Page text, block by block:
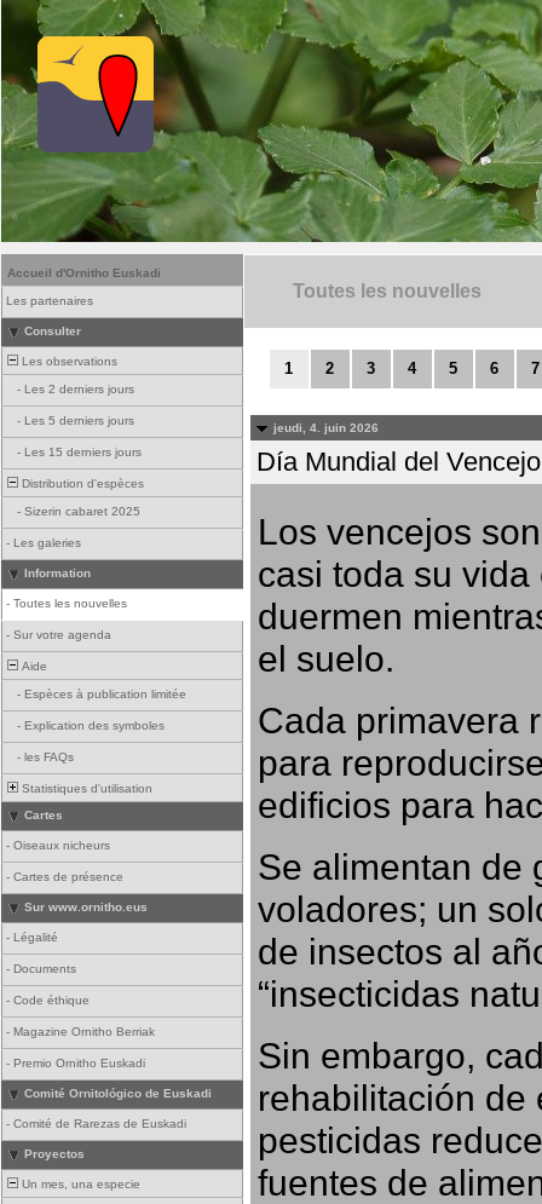
Accueil d'Ornitho Euskadi
Les partenaires
Consulter
Les observations
- Les 2 derniers jours
- Les 5 derniers jours
- Les 15 derniers jours
Distribution d'espèces
- Sizerin cabaret 2025
- Les galeries
Information
- Toutes les nouvelles
- Sur votre agenda
Aide
- Espèces à publication limitée
- Explication des symboles
- les FAQs
Statistiques d'utilisation
Cartes
- Oiseaux nicheurs
- Cartes de présence
Sur www.ornitho.eus
- Légalité
- Documents
- Code éthique
- Magazine Ornitho Berriak
- Premio Ornitho Euskadi
Comité Ornitológico de Euskadi
- Comité de Rarezas de Euskadi
Proyectos
Un mes, una especie
Toutes les nouvelles
1 2 3 4 5 6 7
jeudi, 4. juin 2026
Día Mundial del
Los vencejos
casi toda su
duermen
el suelo.
Cada primavera
para
edificios para
Se alimentan de
voladores; un
de insectos al
“insecticidas
Sin embargo,
rehabilitación de
pesticidas
fuentes de